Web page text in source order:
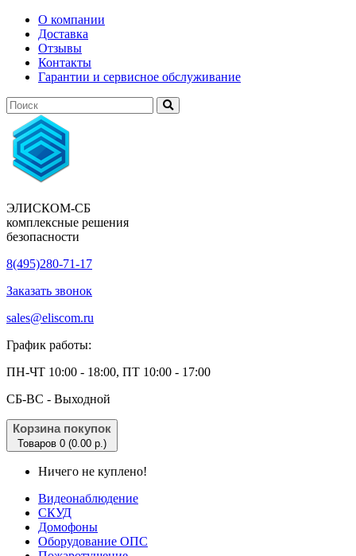
О компании
Доставка
Отзывы
Контакты
Гарантии и сервисное обслуживание
ЭЛИСКОМ-СБ
комплексные решения
безопасности
8(495)280-71-17
Заказать звонок
sales@eliscom.ru
График работы:
ПН-ЧТ 10:00 - 18:00, ПТ 10:00 - 17:00
CБ-ВС - Выходной
Корзина покупок
Товаров 0 (0.00 р.)
Ничего не куплено!
Видеонаблюдение
СКУД
Домофоны
Оборудование ОПС